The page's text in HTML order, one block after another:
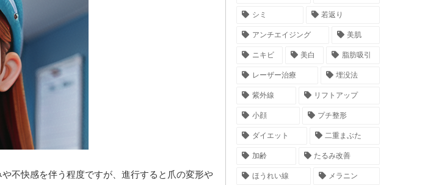
不快感を伴う程度ですが、進行すると爪の変形や
シミ 若返り
アンチエイジング 美肌
ニキビ 美白 脂肪吸引
レーザー治療 埋没法
紫外線 リフトアップ
小顔 プチ整形
ダイエット 二重まぶた
加齢 たるみ改善
ほうれい線 メラニン